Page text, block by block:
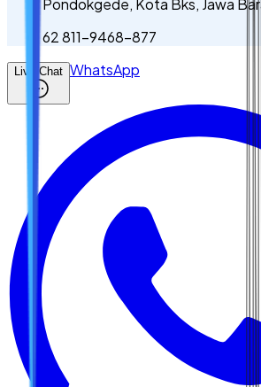
62 811-9468-877
Live Chat WhatsApp